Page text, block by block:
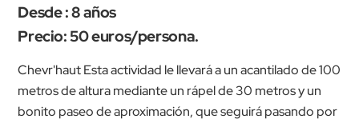
Desde : 8 años
Precio: 50 euros/persona.
Chevr'haut Esta actividad le llevará a un acantilado de 100
metros de altura mediante un rápel de 30 metros y un
bonito paseo de aproximación, que seguirá pasando por